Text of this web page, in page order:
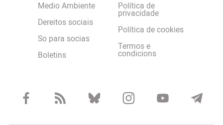
Medio Ambiente
Dereitos sociais
So para socias
Boletins
Política de
privacidade
Política de cookies
Termos e
condicions